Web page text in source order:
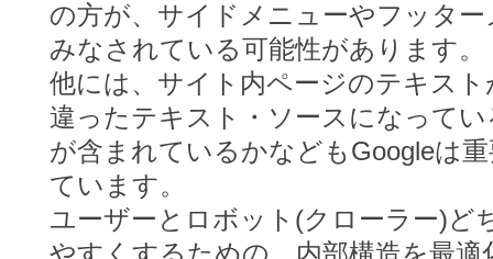
の方が、サイドメニューやフッタ
みなされている可能性があります。
他には、サイト内ページのテキス
違ったテキスト・ソースになって
が含まれているかなどもGoogleは
ています。
ユーザーとロボット(クローラー)ど